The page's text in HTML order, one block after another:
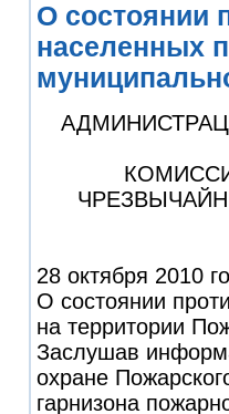
О состоянии
населенных
28 октября 2010
О состоянии
на территории
Заслушав
охране
гарнизона